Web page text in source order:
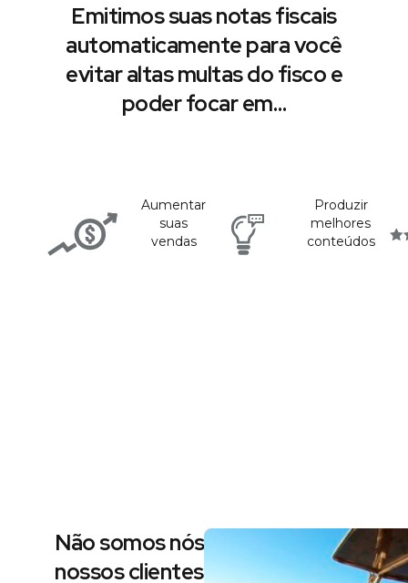
Emitimos suas notas fiscais
automaticamente para você
evitar altas multas do fisco e
poder focar em…
Aumentar
suas
vendas
Produzir
melhores
conteúdos
Não somos nós dizendo, são
nossos clientes